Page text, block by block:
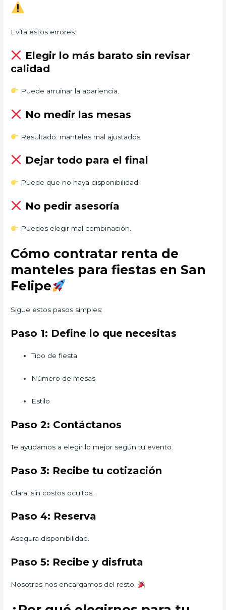
Evita estos errores:
Elegir lo más barato sin revisar
calidad
Puede arruinar la apariencia.
No medir las mesas
Resultado: manteles mal ajustados.
Dejar todo para el final
Puede que no haya disponibilidad.
No pedir asesoría
Puedes elegir mal combinación.
Cómo contratar renta de
manteles para fiestas en San
Felipe
Sigue estos pasos simples:
Paso 1: Define lo que necesitas
Tipo de fiesta
Número de mesas
Estilo
Paso 2: Contáctanos
Te ayudamos a elegir lo mejor según tu evento.
Paso 3: Recibe tu cotización
Clara, sin costos ocultos.
Paso 4: Reserva
Asegura disponibilidad.
Paso 5: Recibe y disfruta
Nosotros nos encargamos del resto.